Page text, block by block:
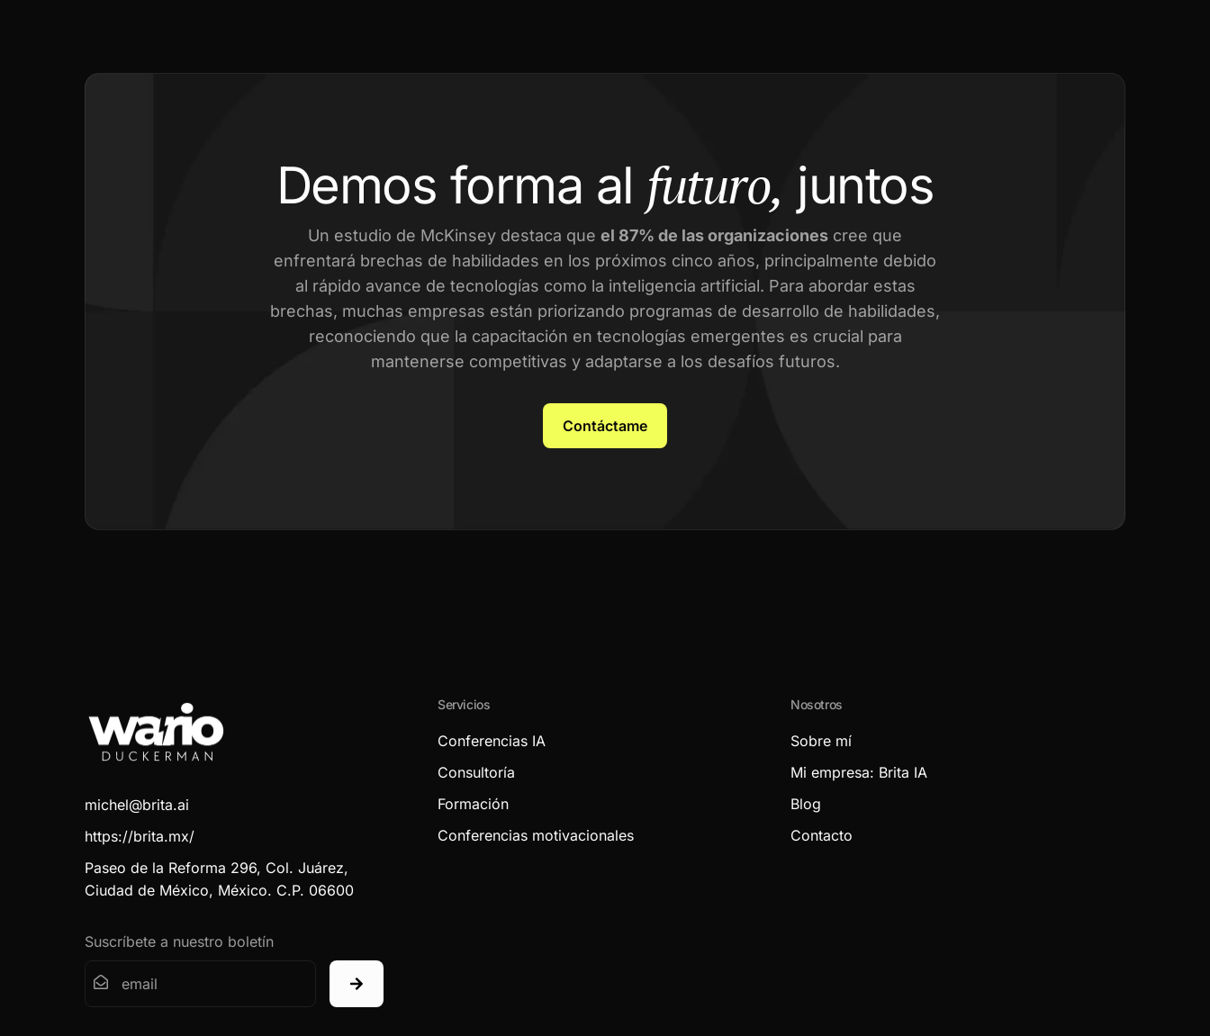
Demos forma al futuro, juntos
Un estudio de McKinsey destaca que el 87% de las organizaciones cree que
enfrentará brechas de habilidades en los próximos cinco años, principalmente debido
al rápido avance de tecnologías como la inteligencia artificial. Para abordar estas
brechas, muchas empresas están priorizando programas de desarrollo de habilidades,
reconociendo que la capacitación en tecnologías emergentes es crucial para
mantenerse competitivas y adaptarse a los desafíos futuros.
Contáctame
michel@brita.ai
https://brita.mx/
Paseo de la Reforma 296, Col. Juárez,
Ciudad de México, México. C.P. 06600
Suscríbete a nuestro boletín
Servicios
Conferencias IA
Consultoría
Formación
Conferencias motivacionales
Nosotros
Sobre mí
Mi empresa: Brita IA
Blog
Contacto